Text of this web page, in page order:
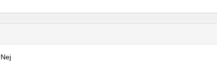
Nej